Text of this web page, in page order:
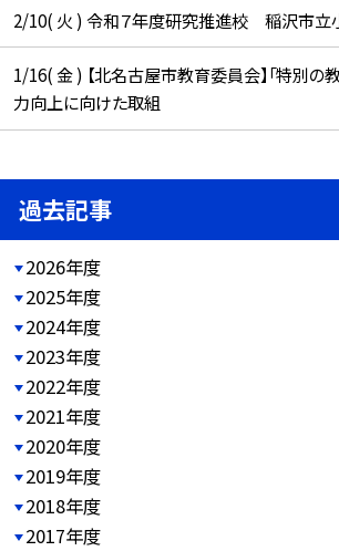
2/10( 火 ) 令和７年度研究推進校 稲沢市立
1/16( 金 ) 【北名古屋市教育委員会】「特別
力向上に向けた取組
過去記事
2026年度
2025年度
2024年度
2023年度
2022年度
2021年度
2020年度
2019年度
2018年度
2017年度